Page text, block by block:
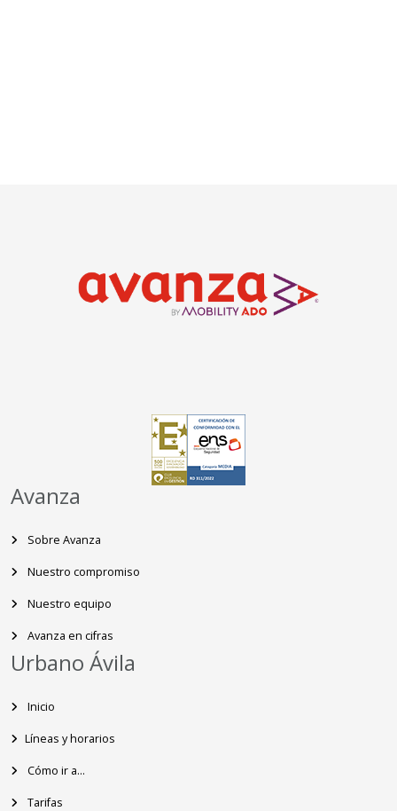
Avanza
Sobre Avanza
Nuestro compromiso
Nuestro equipo
Avanza en cifras
Urbano Ávila
Inicio
Líneas y horarios
Cómo ir a...
Tarifas